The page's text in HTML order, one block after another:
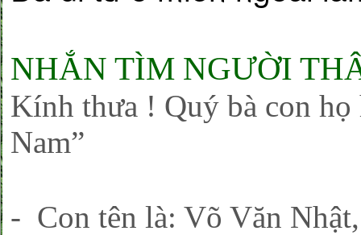
NHẮN TÌM NGƯỜI
Kính thưa ! Quý bà con
Nam”
- Con tên là: Võ Văn